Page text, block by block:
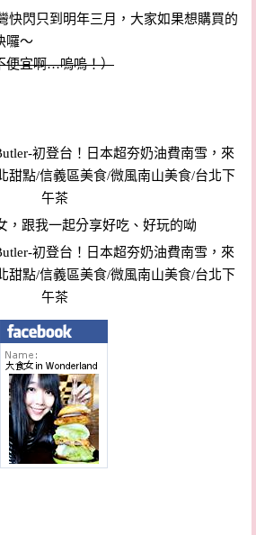
快閃只到明年三月，大家如果想購買的
囉～
便宜啊…嗚嗚！）
，跟我一起分享好吃、好玩的呦